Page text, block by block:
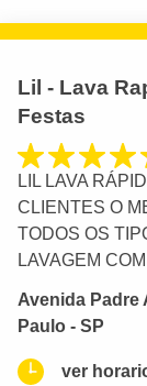
Lil - Lava
Festas
LIL LAVA
CLIENTES O
TODOS OS
LAVAGEM
Avenida Padre
Paulo - SP
ver